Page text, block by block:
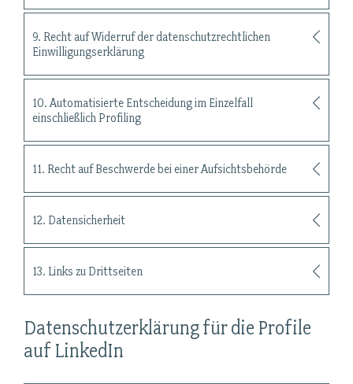
9. Recht auf Widerruf der datenschutzrechtlichen
Einwilligungserklärung
10. Automatisierte Entscheidung im Einzelfall
einschließlich Profiling
11. Recht auf Beschwerde bei einer Aufsichtsbehörde
12. Datensicherheit
13. Links zu Drittseiten
Datenschutzerklärung für die Profile
auf LinkedIn